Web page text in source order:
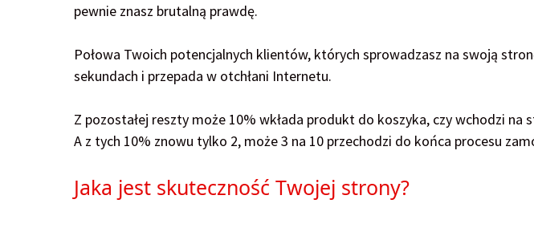
pewnie znasz brutalną prawdę.
Połowa Twoich potencjalnych klientów, których sprowadzasz na swoją
sekundach i przepada w otchłani Internetu.
Z pozostałej reszty może 10% wkłada produkt do koszyka, czy wchodzi
A z tych 10% znowu tylko 2, może 3 na 10 przechodzi do końca procesu
Jaka jest skuteczność Twojej strony?